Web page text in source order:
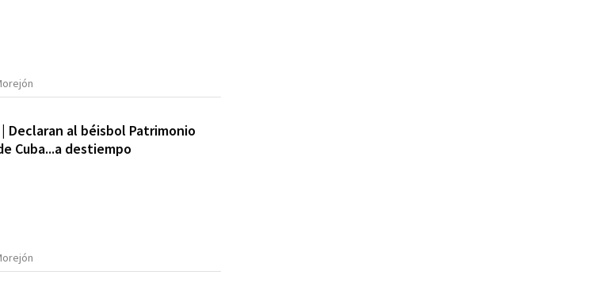
| Declaran al béisbol Patrimonio
Cuba...a destiempo